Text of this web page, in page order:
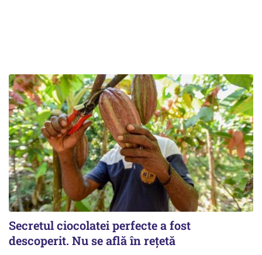
Secretul ciocolatei perfecte a fost
descoperit. Nu se află în rețetă